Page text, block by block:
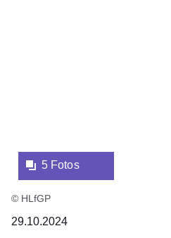
5 Fotos
© HLfGP
29.10.2024